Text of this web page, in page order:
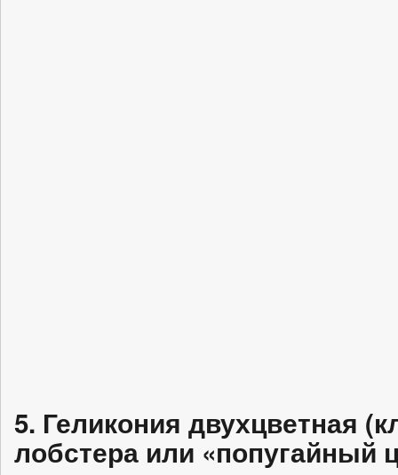
5. Геликония двухцветная
лобстера или «попугайный